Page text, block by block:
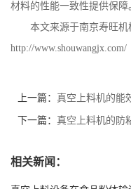
材料的性能一致性提供保障
本文来源于南京寿旺机
http://www.shouwangjx.com/
上一篇： 真空上料机的能
下一篇： 真空上料机的防
相关新闻：